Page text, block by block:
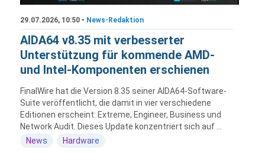
29.07.2026, 10:50 • News-Redaktion
AIDA64 v8.35 mit verbesserter
Unterstützung für kommende AMD-
und Intel-Komponenten erschienen
FinalWire hat die Version 8.35 seiner AIDA64-Software-
Suite veröffentlicht, die damit in vier verschiedene
Editionen erscheint: Extreme, Engineer, Business und
Network Audit. Dieses Update konzentriert sich auf ...
News
Hardware